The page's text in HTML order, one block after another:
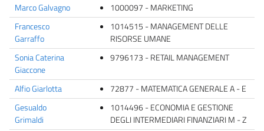
Marco Galvagno
1000097 - MARKETING
Francesco
Garraffo
1014515 - MANAGEMENT DELLE
RISORSE UMANE
Sonia Caterina
Giaccone
9796173 - RETAIL MANAGEMENT
Alfio Giarlotta
72877 - MATEMATICA GENERALE A - E
Gesualdo
Grimaldi
1014496 - ECONOMIA E GESTIONE
DEGLI INTERMEDIARI FINANZIARI M - Z